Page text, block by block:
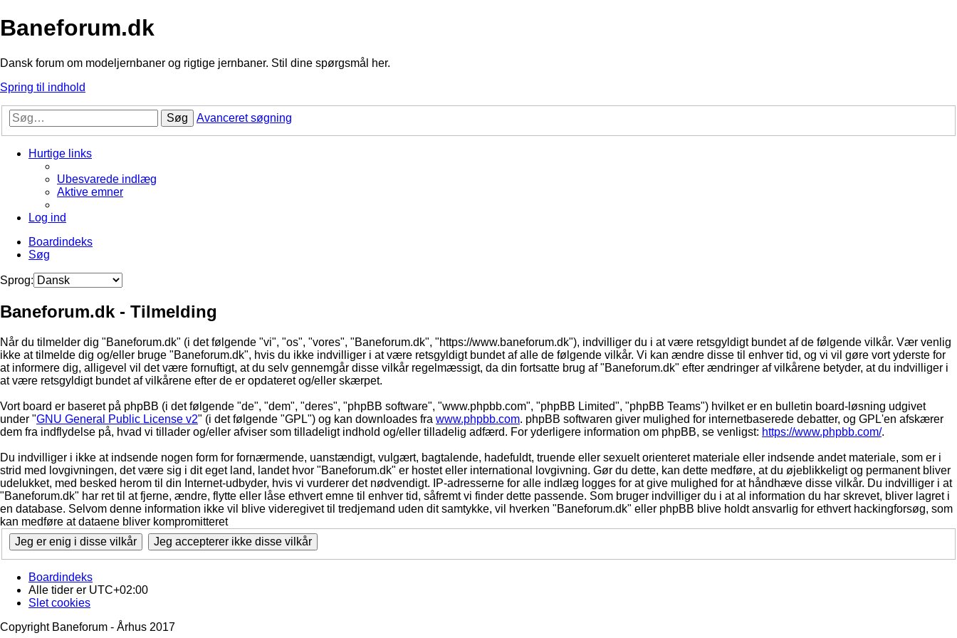
Baneforum.dk
Dansk forum om modeljernbaner og rigtige jernbaner. Stil dine spørgsmål her.
Spring til indhold
Søg Avanceret søgning
Hurtige links
Ubesvarede indlæg
Aktive emner
Log ind
Boardindeks
Søg
Sprog:
Baneforum.dk - Tilmelding
Når du tilmelder dig "Baneforum.dk" (i det følgende "vi", "os", "vores", "Baneforum.dk", "https://www.baneforum.dk"), indvilliger du i at være retsgyldigt bundet af de følgende vilkår. Vær venlig
ikke at tilmelde dig og/eller bruge "Baneforum.dk", hvis du ikke indvilliger i at være retsgyldigt bundet af alle de følgende vilkår. Vi kan ændre disse til enhver tid, og vi vil gøre vort yderste for
at informere dig, alligevel vil det være fornuftigt, at du selv gennemgår disse vilkår regelmæssigt, da din fortsatte brug af "Baneforum.dk" efter ændringer af vilkårene betyder, at du indvilliger i
at være retsgyldigt bundet af vilkårene efter de er opdateret og/eller skærpet.
Vort board er baseret på phpBB (i det følgende "de", "dem", "deres", "phpBB software", "www.phpbb.com", "phpBB Limited", "phpBB Teams") hvilket er en bulletin board-løsning udgivet
under "GNU General Public License v2" (i det følgende "GPL") og kan downloades fra www.phpbb.com. phpBB softwaren giver mulighed for internetbaserede debatter, og GPL'en afskærer
dem fra indflydelse på, hvad vi tillader og/eller afviser som tilladeligt indhold og/eller tilladelig adfærd. For yderligere information om phpBB, se venligst: https://www.phpbb.com/.
Du indvilliger i ikke at indsende nogen form for fornærmende, uanstændigt, vulgært, bagtalende, hadefuldt, truende eller sexuelt orienteret materiale eller indsende andet materiale, som er i
strid med lovgivningen, det være sig i dit eget land, landet hvor "Baneforum.dk" er hostet eller international lovgivning. Gør du dette, kan dette medføre, at du øjeblikkeligt og permanent bliver
udelukket, med besked herom til din Internet-udbyder, hvis vi vurderer det nødvendigt. IP-adresserne for alle indlæg logges for at give mulighed for at håndhæve disse vilkår. Du indvilliger i at
"Baneforum.dk" har ret til at fjerne, ændre, flytte eller låse ethvert emne til enhver tid, såfremt vi finder dette passende. Som bruger indvilliger du i at al information du har skrevet, bliver lagret i
en database. Selvom denne information ikke vil blive videregivet til tredjemand uden dit samtykke, vil hverken "Baneforum.dk" eller phpBB blive holdt ansvarlig for ethvert hackingforsøg, som
kan medføre at dataene bliver kompromitteret
Boardindeks
Alle tider er UTC+02:00
Slet cookies
Copyright Baneforum - Århus 2017